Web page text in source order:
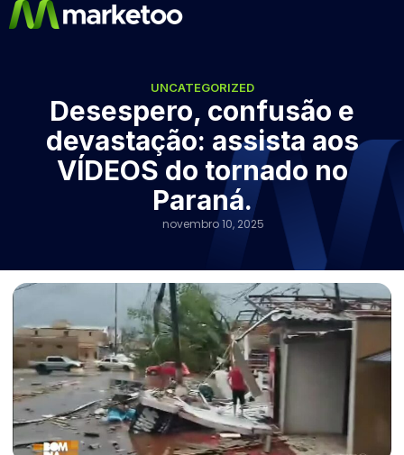
UNCATEGORIZED
Desespero, confusão e
devastação: assista aos
VÍDEOS do tornado no
Paraná.
novembro 10, 2025